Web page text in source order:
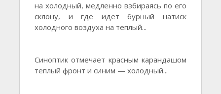
на холодный, медленно взбираясь по его
склону, и где идет бурный натиск
холодного воздуха на теплый...
Синоптик отмечает красным карандашом
теплый фронт и синим — холодный...